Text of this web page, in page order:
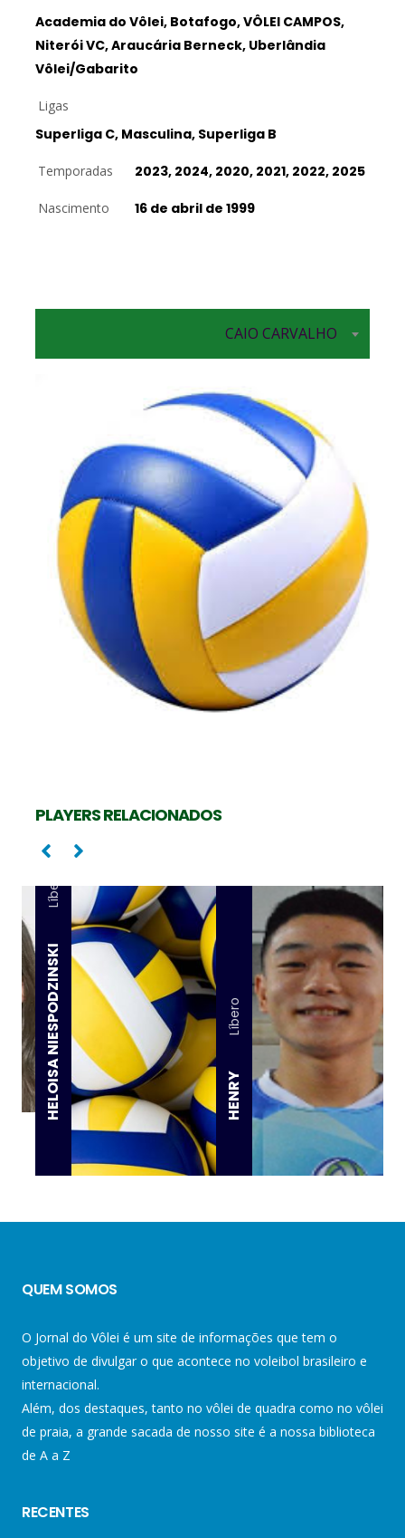
Academia do Vôlei, Botafogo, VÔLEI CAMPOS,
Niterói VC, Araucária Berneck, Uberlândia
Vôlei/Gabarito
Ligas
Superliga C, Masculina, Superliga B
Temporadas 2023, 2024, 2020, 2021, 2022, 2025
Nascimento 16 de abril de 1999
CAIO CARVALHO
PLAYERS RELACIONADOS
HELOISA NIESPODZINSKI
Líbero
HENRY
Líbero
QUEM SOMOS
O Jornal do Vôlei é um site de informações que tem o
objetivo de divulgar o que acontece no voleibol brasileiro e
internacional.
Além, dos destaques, tanto no vôlei de quadra como no vôlei
de praia, a grande sacada de nosso site é a nossa biblioteca
de A a Z
RECENTES